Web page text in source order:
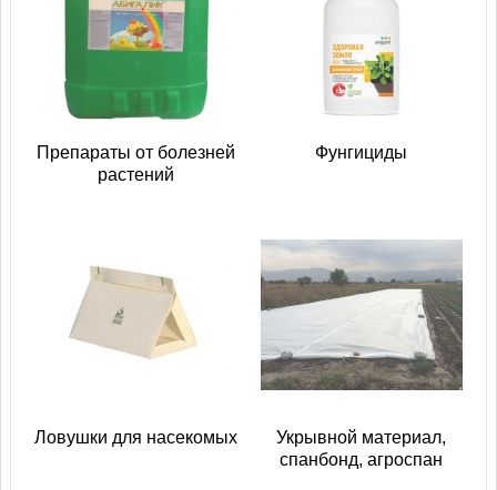
Препараты от болезней
растений
Фунгициды
Ловушки для насекомых
Укрывной материал,
спанбонд, агроспан